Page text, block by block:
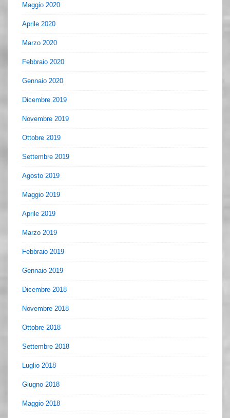
Maggio 2020
Aprile 2020
Marzo 2020
Febbraio 2020
Gennaio 2020
Dicembre 2019
Novembre 2019
Ottobre 2019
Settembre 2019
Agosto 2019
Maggio 2019
Aprile 2019
Marzo 2019
Febbraio 2019
Gennaio 2019
Dicembre 2018
Novembre 2018
Ottobre 2018
Settembre 2018
Luglio 2018
Giugno 2018
Maggio 2018